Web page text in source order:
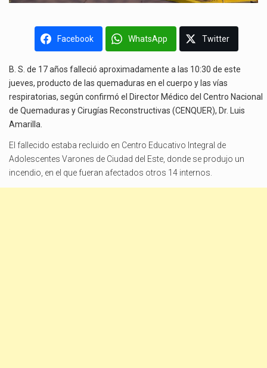
Facebook WhatsApp Twitter
B. S. de 17 años falleció aproximadamente a las 10:30 de este
jueves, producto de las quemaduras en el cuerpo y las vías
respiratorias, según confirmó el Director Médico del Centro Nacional
de Quemaduras y Cirugías Reconstructivas (CENQUER), Dr. Luis
Amarilla.
El fallecido estaba recluido en Centro Educativo Integral de
Adolescentes Varones de Ciudad del Este, donde se produjo un
incendio, en el que fueran afectados otros 14 internos.